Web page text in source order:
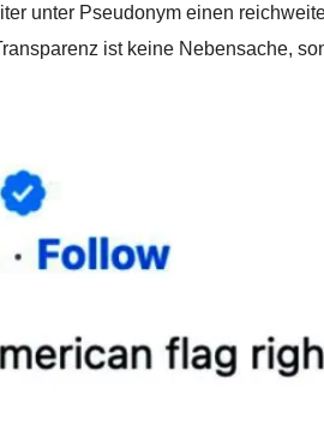
unter Pseudonym einen
ist keine Nebensache,